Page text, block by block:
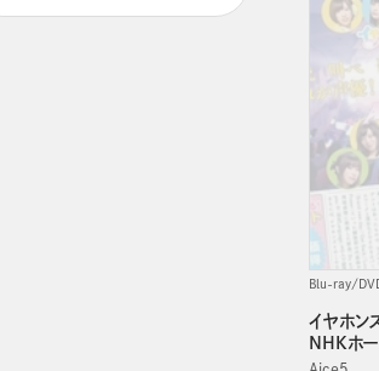
Blu-ray/
イヤホン
NHKホ